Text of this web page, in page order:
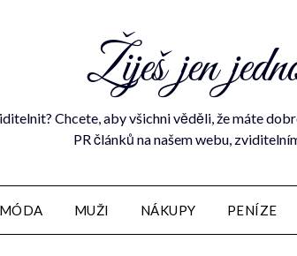
Žiješ jen
Chcete, aby všichni věděli, že máte
PR článků na našem webu,
MÓDA MUŽI NÁKUPY PENÍZE